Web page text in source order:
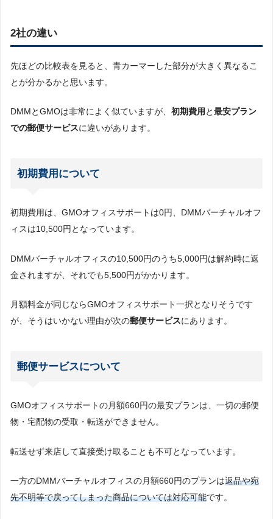
2社の違い
先ほどの比較表を見ると、青カーマーした部分が大きく異なるこ
とが分かるかと思います。
DMMとGMOは非常によく似ていますが、 初期費用 と最安プラン
での郵便サービスに違いがあります。
初期費用について
初期費用は、GMOオフィスサポートは0円、DMMバーチャルオフ
ィスは10,500円となっています。
DMMバーチャルオフィスの10,500円のうち5,000円は解約時に返
金されますが、それでも5,500円がかかります。
月額料金が同じならGMOオフィスサポート一択となりそうです
が、そうはいかない理由が次の郵便サービスにあります。
郵便サービスについて
GMOオフィスサポートの月額660円の最安プランは、一切の郵便
物・宅配物の受取・転送ができません。
転送せず来店して直接受け取ることも不可となっています。
一方のDMMバーチャルオフィスの月額660円のプランは返品や宛
先不明等で戻ってしまった商品については対応可能です。